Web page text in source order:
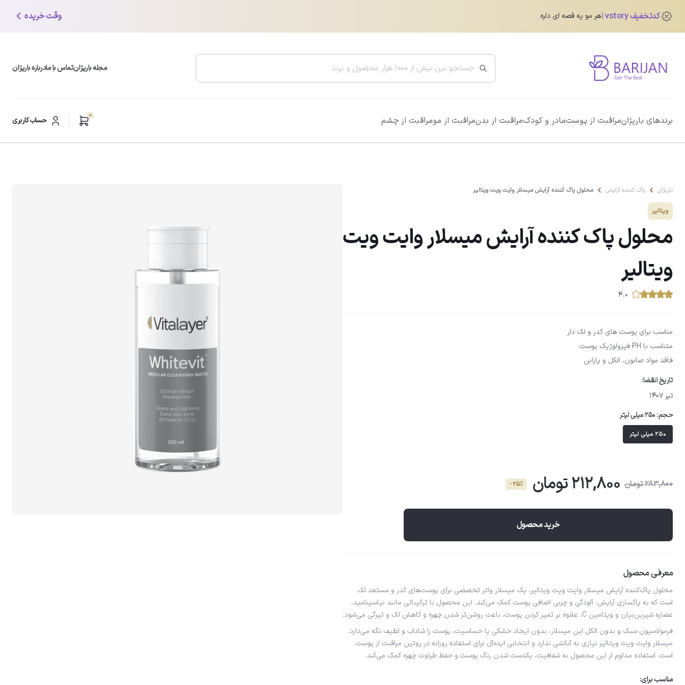
کدتخفیف vstory هر مو یه قصه ای داره وقت خریده
مجله باریژانتماس با مادرباره باریژان
برندهای باریژانمراقبت از پوستمادر و کودکمراقبت از بدنمراقبت از مومراقبت از چشم 0 حساب کاربری پرفروش ترین ها
432,200 تومان 345,760تومان
محبوب ترین دسته بندی ها
شوینده و پاک کننده صورت
باریژان پاک کننده آرایش محلول پاک کننده آرایش میسلار وایت ویت ویتالیر
ویتالیر
محلول پاک کننده آرایش میسلار وایت ویت
ویتالیر
۴.۰
مناسب برای پوست های کدر و لک دار
متناسب با PH فیزولوژیک پوست
فاقد مواد صابون، الکل و پارابن
تاریخ انقضا:
تیر 1407
حجم:250 میلی لیتر
250 میلی لیتر
283,800 تومان 212,800 تومان - 25٪
خرید محصول
معرفی محصول
محلول پاک‌کننده آرایش میسلار وایت ویت ویتالیر، یک میسلار واتر تخصصی برای پوست‌های کدر و مستعد لک
است که به پاکسازی آرایش، آلودگی و چربی اضافی پوست کمک می‌کند. این محصول با ترکیباتی مانند نیاسینامید،
عصاره شیرین‌بیان و ویتامین C، علاوه بر تمیز کردن پوست، باعث روشن‌تر شدن چهره و کاهش لک و تیرگی می‌شود.
فرمولاسیون سبک و بدون الکل این میسلار، بدون ایجاد خشکی یا حساسیت، پوست را شاداب و لطیف نگه می‌دارد.
میسلار وایت ویت ویتالیر نیازی به آبکشی ندارد و انتخابی ایده‌آل برای استفاده روزانه در روتین مراقبت از پوست
است. استفاده مداوم از این محصول به شفافیت، یکدست شدن رنگ پوست و حفظ طراوت چهره کمک می‌کند.
مناسب برای: